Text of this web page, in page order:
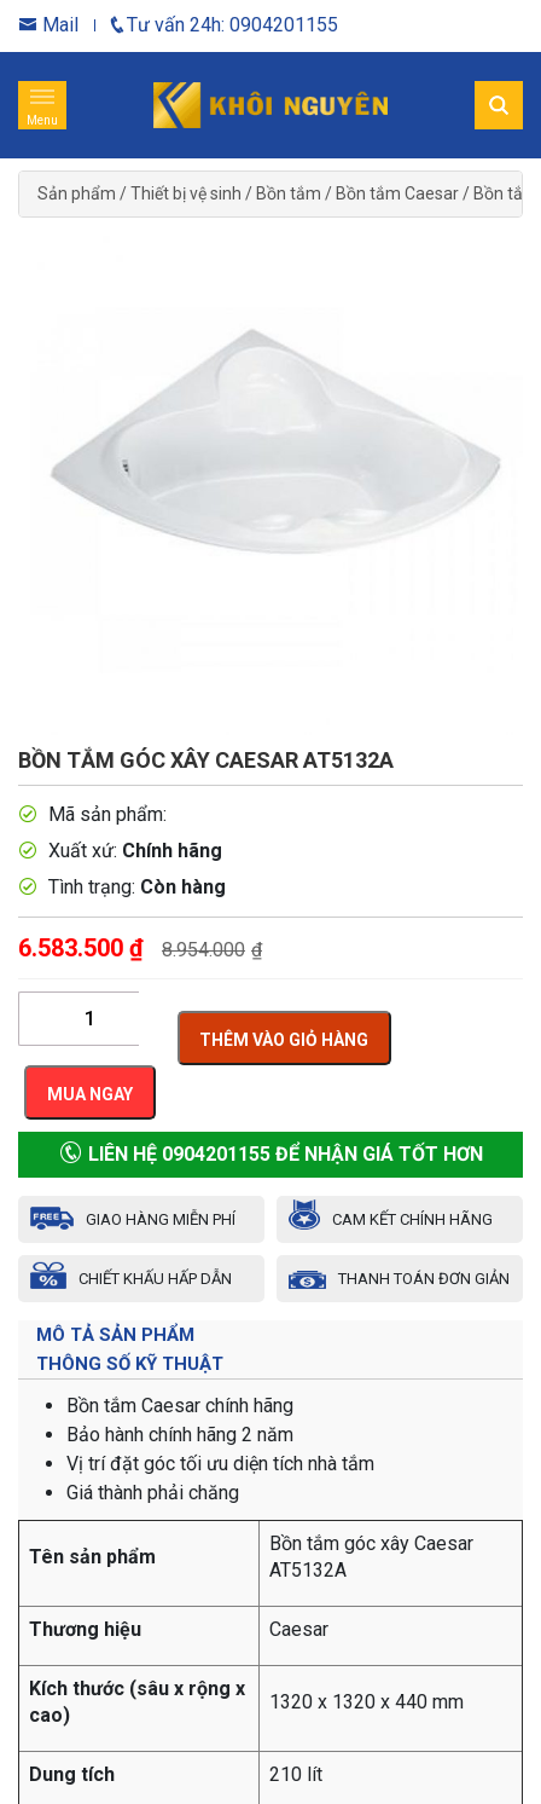
Mail Tư vấn 24h: 0904201155
Menu
Sản phẩm /Thiết bị vệ sinh / Bồn tắm / Bồn tắm Caesar/ Bồn
BỒN TẮM GÓC XÂY CAESAR AT5132A
Mã sản phẩm:
Xuất xứ: Chính hãng
Tình trạng: Còn hàng
6.583.500 ₫ 8.954.000 ₫
THÊM VÀO GIỎ HÀNG
MUA NGAY
LIÊN HỆ 0904201155 ĐỂ NHẬN GIÁ TỐT HƠN
GIAO HÀNG MIỄN PHÍ CAM KẾT CHÍNH HÃNG
CHIẾT KHẤU HẤP DẪN THANH TOÁN ĐƠN GIẢN
MÔ TẢ SẢN PHẨM
THÔNG SỐ KỸ THUẬT
Bồn tắm Caesar chính hãng
Bảo hành chính hãng 2 năm
Vị trí đặt góc tối ưu diện tích nhà tắm
Giá thành phải chăng
Tên sản phẩm
Bồn tắm góc xây Caesar
AT5132A
Thương hiệu Caesar
Kích thước (sâu x rộng x
cao)
1320 x 1320 x 440 mm
Dung tích 210 lít